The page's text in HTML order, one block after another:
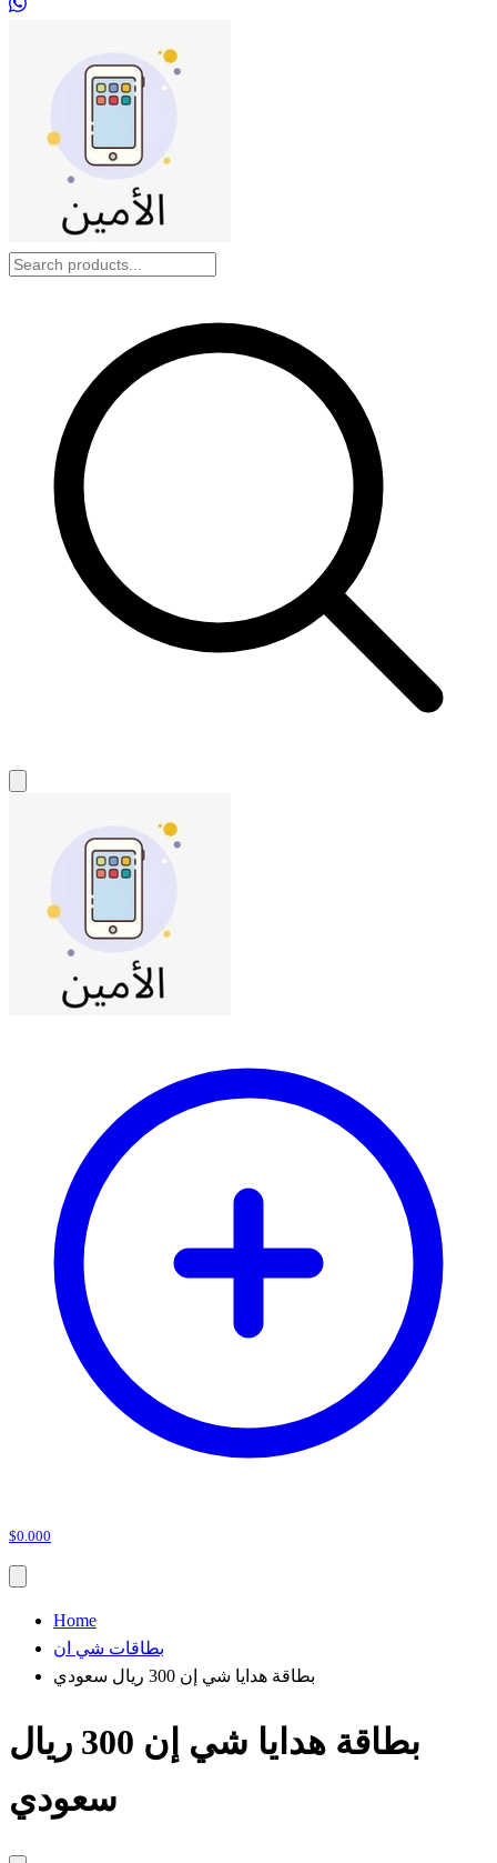
$0.000
Home
بطاقات شي ان
بطاقة هدايا شي إن 300 ريال سعودي
بطاقة هدايا شي إن 300 ريال
سعودي